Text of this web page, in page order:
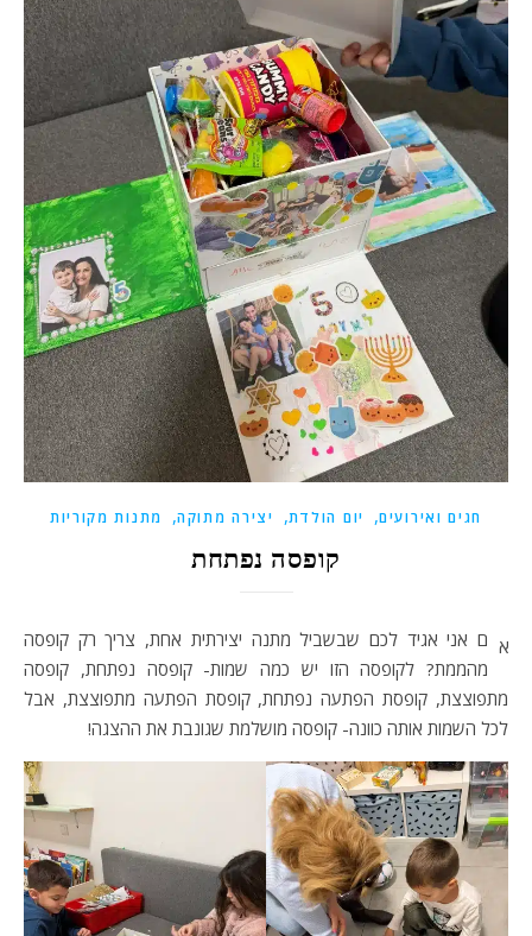
חגים ואירועים, יום הולדת, יצירה מתוקה, מתנות מקוריות
קופסה נפתחת
א ם אני אגיד לכם שבשביל מתנה יצירתית אחת, צריך רק קופסה
מהממת? לקופסה הזו יש כמה שמות- קופסה נפתחת, קופסה
מתפוצצת, קופסת הפתעה נפתחת, קופסת הפתעה מתפוצצת, אבל
לכל השמות אותה כוונה- קופסה מושלמת שגונבת את ההצגה!